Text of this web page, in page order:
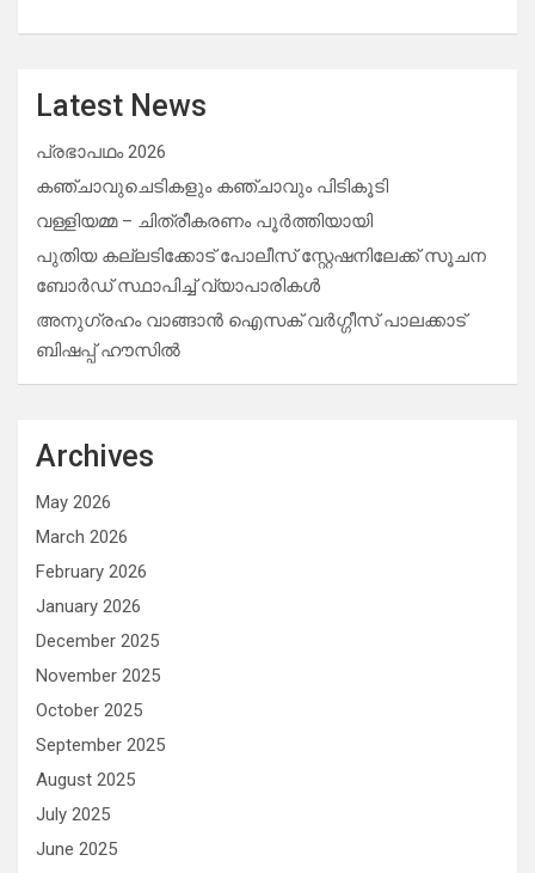
Latest News
പ്രഭാപഥം 2026
കഞ്ചാവുചെടികളും കഞ്ചാവും പിടികൂടി
വള്ളിയമ്മ – ചിത്രീകരണം പൂർത്തിയായി
പുതിയ കല്ലടിക്കോട് പോലീസ് സ്റ്റേഷനിലേക്ക് സൂചന
ബോർഡ് സ്ഥാപിച്ച് വ്യാപാരികൾ
അനുഗ്രഹം വാങ്ങാൻ ഐസക് വര്‍ഗ്ഗീസ് പാലക്കാട്
ബിഷപ്പ് ഹൗസില്‍
Archives
May 2026
March 2026
February 2026
January 2026
December 2025
November 2025
October 2025
September 2025
August 2025
July 2025
June 2025